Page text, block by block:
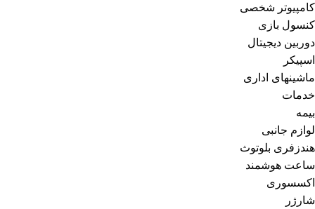
کامپیوتر شخصی
کنسول بازی
دوربین دیجیتال
اسپیکر
ماشینهای اداری
خدمات
بیمه
لوازم جانبی
هندزفری بلوتوث
ساعت هوشمند
اکسسوری
شارژر